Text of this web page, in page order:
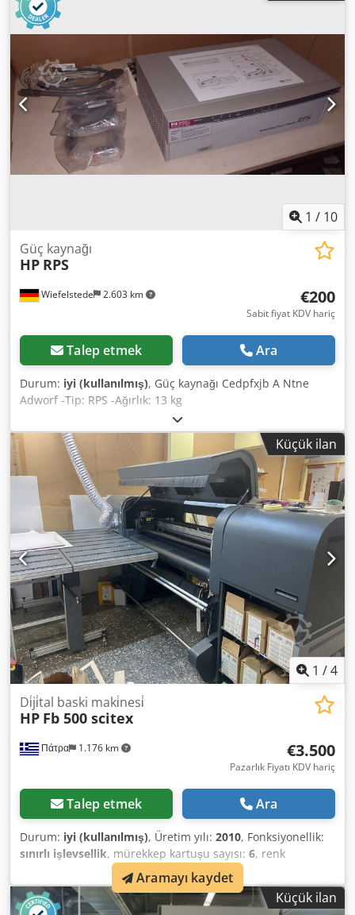
1 / 10
Wiefelstede 2.603 km
Güç kaynağı
HP RPS
€200
Sabit fiyat KDV hariç
Talep etmek Ara
Durum: iyi (kullanılmış), Güç kaynağı Cedpfxjb A Ntne
Adworf -Tip: RPS -Ağırlık: 13 kg
Küçük ilan
1 /4
Πάτρα 1.176 km
Di̇ji̇tal baski maki̇nesi̇
HP Fb 500 scitex
€3.500
Pazarlık Fiyatı KDV hariç
Talep etmek Ara
Durum: iyi (kullanılmış), Üretim yılı: 2010, Fonksiyonellik:
sınırlı işlevsellik, mürekkep kartuşu sayısı: 6, renk
, baskı kafası sayısı: 15
, çözünürlük (maks.):
1.200 DPI (inç başına nokta), toplam uzunluk:5.000 mm,
toplam genişlik:
1.600 mm, toplam yükseklik:650 mm, alan
Küçük ilan
Aramayı kaydet